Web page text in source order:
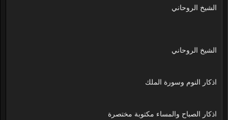
الشيخ الروحاني
الشيخ الروحاني
اذكار النوم وسورة الملك
اذكار الصباح والمساء مكتوبة مختصرة